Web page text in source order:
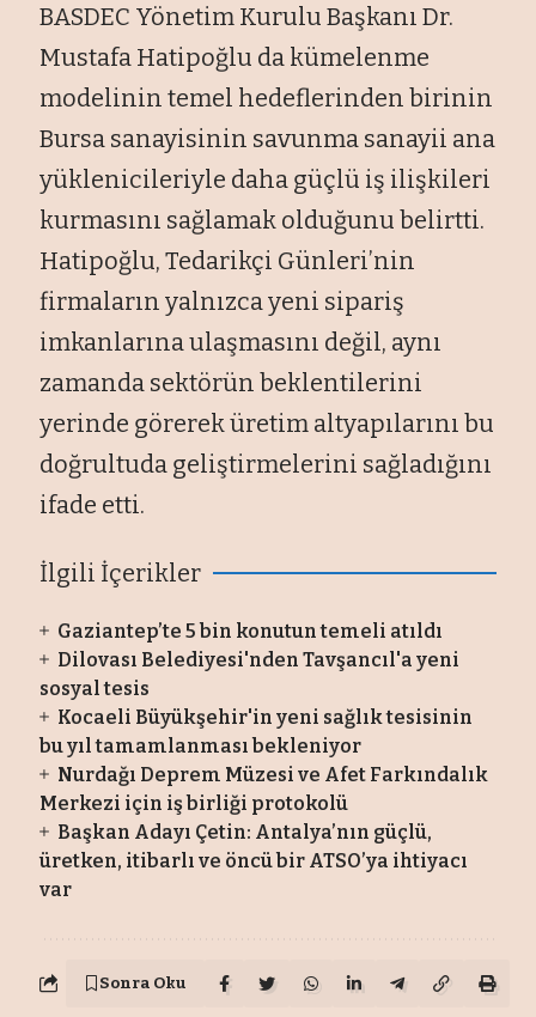
BASDEC Yönetim Kurulu Başkanı Dr.
Mustafa Hatipoğlu da kümelenme
modelinin temel hedeflerinden birinin
Bursa sanayisinin savunma sanayii ana
yüklenicileriyle daha güçlü iş ilişkileri
kurmasını sağlamak olduğunu belirtti.
Hatipoğlu, Tedarikçi Günleri’nin
firmaların yalnızca yeni sipariş
imkanlarına ulaşmasını değil, aynı
zamanda sektörün beklentilerini
yerinde görerek üretim altyapılarını bu
doğrultuda geliştirmelerini sağladığını
ifade etti.
İlgili İçerikler
Gaziantep’te 5 bin konutun temeli atıldı
Dilovası Belediyesi'nden Tavşancıl'a yeni
sosyal tesis
Kocaeli Büyükşehir'in yeni sağlık tesisinin
bu yıl tamamlanması bekleniyor
Nurdağı Deprem Müzesi ve Afet Farkındalık
Merkezi için iş birliği protokolü
Başkan Adayı Çetin: Antalya’nın güçlü,
üretken, itibarlı ve öncü bir ATSO’ya ihtiyacı
var
Sonra Oku